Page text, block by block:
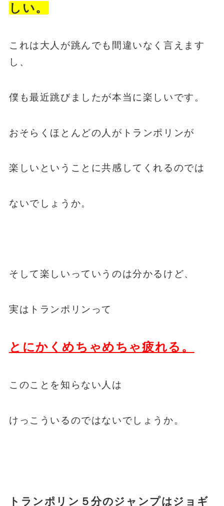
しい。
これは大人が跳んでも間違いなく言えます
し、
僕も最近跳びましたが本当に楽しいです。
おそらくほとんどの人がトランポリンが
楽しいということに共感してくれるのでは
ないでしょうか。
そして楽しいっていうのは分かるけど、
実はトランポリンって
とにかくめちゃめちゃ疲れる。
このことを知らない人は
けっこういるのではないでしょうか。
トランポリン５分のジャンプはジョギ